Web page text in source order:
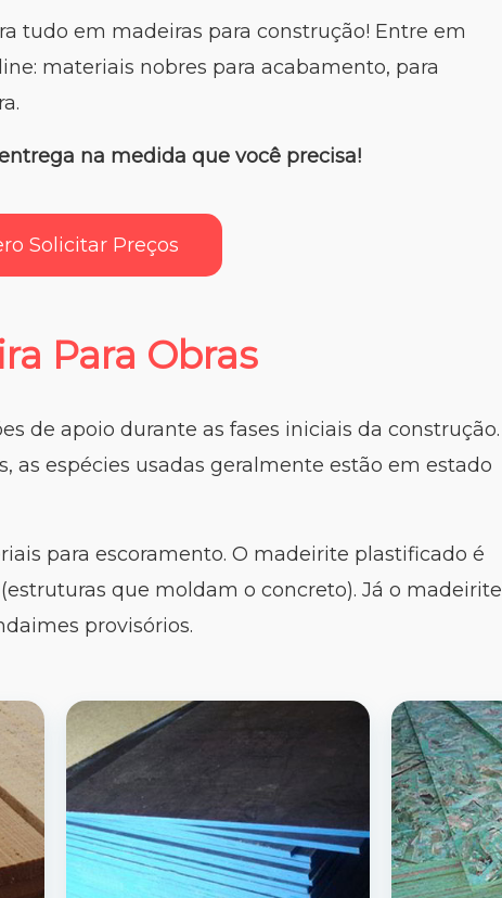
tudo em madeiras para construção! Entre em
materiais nobres para acabamento, para
na medida que você precisa!
Solicitar Preços
Para Obras
de apoio durante as fases iniciais da construção.
as espécies usadas geralmente estão em estado
para escoramento. O madeirite plastificado é
que moldam o concreto). Já o madeirite
provisórios.